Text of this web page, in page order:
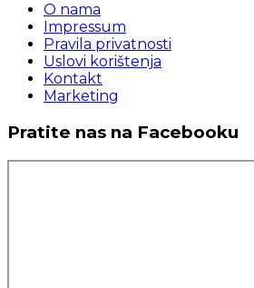
O nama
Impressum
Pravila privatnosti
Uslovi korištenja
Kontakt
Marketing
Pratite nas na Facebooku